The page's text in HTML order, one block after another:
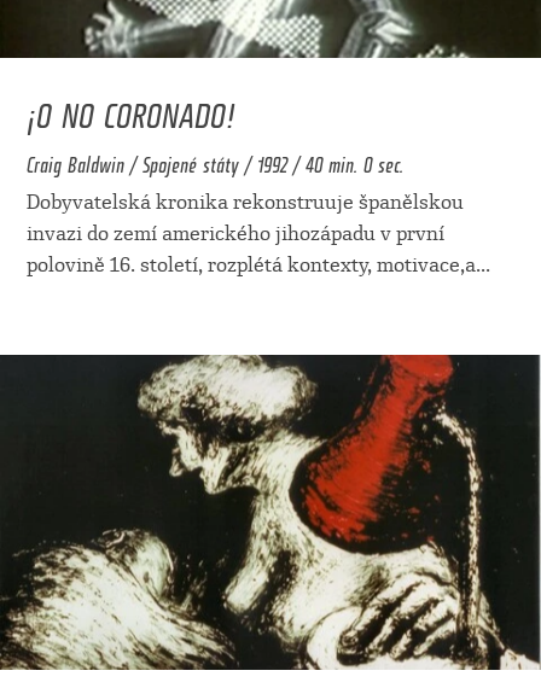
¡O NO CORONADO!
Craig Baldwin / Spojené státy / 1992 / 40 min. 0 sec.
Dobyvatelská kronika rekonstruuje španělskou
invazi do zemí amerického jihozápadu v první
polovině 16. století, rozplétá kontexty, motivace,a...